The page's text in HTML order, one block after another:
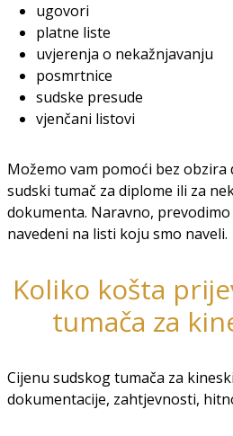
ugovori
platne liste
uvjerenja o nekažnjavanju
posmrtnice
sudske presude
vjenčani listovi
Možemo vam pomoći bez obzira
sudski tumač za diplome ili za
dokumenta. Naravno,
navedeni na listi koju smo naveli.
Koliko košta
tumača za
Cijenu sudskog tumača za
dokumentacije, zahtjevnosti,